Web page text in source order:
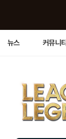
뉴스 커뮤니티